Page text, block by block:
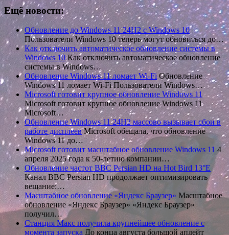
Ещё новости:
Обновление до Windows 11 24H2 с Windows 10
Пользователи Windows 10 теперь могут обновиться до…
Как отключить автоматическое обновление системы в
Windows 10Как отключить автоматическое обновление
системы в Windows…
Обновление Windows 11 ломает Wi-Fi Обновление
Windows 11 ломает Wi-Fi Пользователи Windows…
Microsoft готовит крупное обновление Windows 11
Microsoft готовит крупное обновление Windows 11
Microsoft…
Обновление Windows 11 24H2 массово вызывает сбои в
работе дисплеевMicrosoft обещала, что обновление
Windows 11 до…
Microsoft готовит масштабное обновление Windows 11 4
апреля 2025 года к 50-летию компании…
Обновление частот BBC Persian HD на Hot Bird 13°E
Канал BBC Persian HD продолжает оптимизировать
вещание:…
Масштабное обновление «Яндекс Браузер» Масштабное
обновление «Яндекс Браузер» «Яндекс Браузер»
получил…
Станция Макс получила крупнейшее обновление с
момента запуска До конца августа большой апдейт